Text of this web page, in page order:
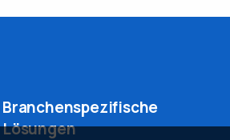
Branchenspezifische
Lösungen